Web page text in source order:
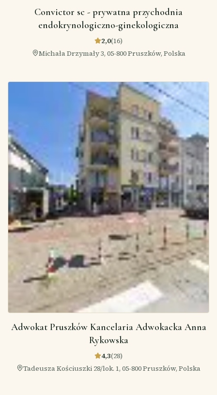
Convictor sc - prywatna przychodnia
endokrynologiczno-ginekologiczna
2,0(16)
Michała Drzymały 3, 05-800 Pruszków, Polska
Adwokat Pruszków Kancelaria Adwokacka Anna
Rykowska
4,3(28)
Tadeusza Kościuszki 28/lok. 1, 05-800 Pruszków, Polska